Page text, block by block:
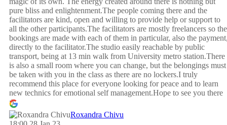
pure bliss and enlightenment.The people coming there and the
facilitators are kind, open and willing to provide help or support to
all the other participants.The facilitators are mostly freelancers so the
bookings are made with each of them in particular, also the
directly to the facilitator.The studio easily reachable by public
transport, being at 13 min walk from University metro station.There
is also a small room where you can change, but the belongings must
be taken with you in the class as there are no lockers.I truly
recommend this place for everyone looking for peace and to learn
new technics for emotional self management.Hope to see you there
:)
Roxandra Chivu